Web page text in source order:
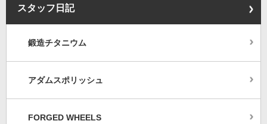
スタッフ日記
鍛造チタニウム
アダムスポリッシュ
FORGED WHEELS